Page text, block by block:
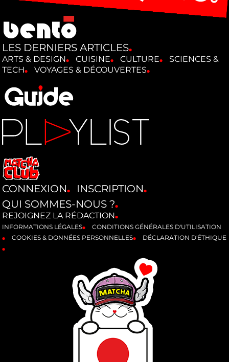
LES DERNIERS ARTICLES
ARTS & DESIGN CUISINE CULTURE
SCIENCES &
TECH
VOYAGES & DÉCOUVERTES
CONNEXION
INSCRIPTION
QUI SOMMES-NOUS ?
REJOIGNEZ LA RÉDACTION
INFORMATIONS LÉGALES
CONDITIONS GÉNÉRALES D'UTILISATION
COOKIES & DONNÉES PERSONNELLES
DÉCLARATION D'ÉTHIQUE